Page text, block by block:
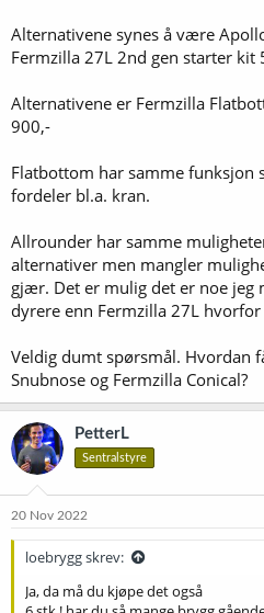
Alternativene synes å være
Fermzilla 27L 2nd gen starter kit
Alternativene er Fermzilla
900,-
Flatbottom har samme funksjon
fordeler bl.a. kran.
Allrounder har samme
alternativer men mangler
gjær. Det er mulig det er noe jeg
dyrere enn Fermzilla 27L hvorfor
Veldig dumt spørsmål. Hvordan
Snubnose og Fermzilla Conical?
PetterL
Sentralstyre
20 Nov 2022
loebrygg skrev:
Ja, da må du kjøpe det også